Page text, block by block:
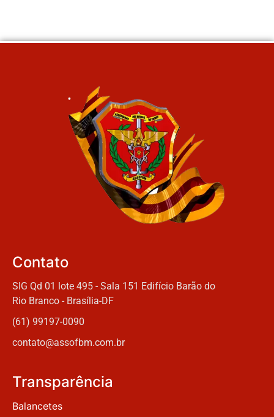
Contato
SIG Qd 01 lote 495 - Sala 151 Edifício Barão do
Rio Branco - Brasília-DF
(61) 99197-0090
contato@assofbm.com.br
Transparência
Balancetes